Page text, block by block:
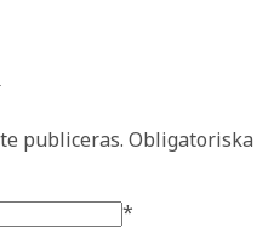
publiceras. Obligatoriska
*